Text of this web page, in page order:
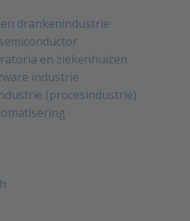
drankenindustrie
en ziekenhuizen
industrie
(procesindustrie)